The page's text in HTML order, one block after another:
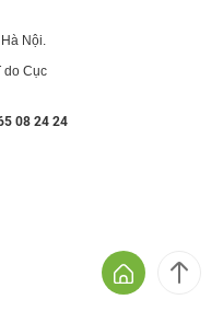
Nội.
do Cục
08 24 24